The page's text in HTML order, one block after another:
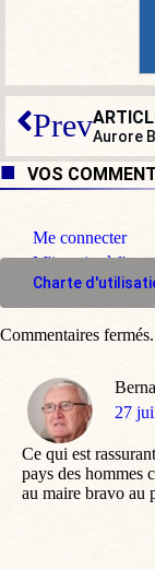
Prev
VOS
Me connecter
M'inscrire à
Charte
dit
27
Ce qui est
pays des hommes
au maire bravo au
Commentaires fermés.